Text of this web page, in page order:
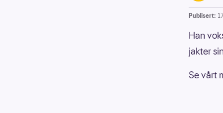
Publisert:
Han
jakter
Se vårt